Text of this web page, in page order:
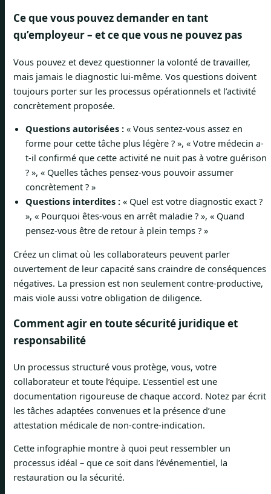
Ce que vous pouvez demander en tant
qu’employeur – et ce que vous ne pouvez pas
Vous pouvez et devez questionner la volonté de travailler,
mais jamais le diagnostic lui-même. Vos questions doivent
toujours porter sur les processus opérationnels et l’activité
concrètement proposée.
Questions autorisées : « Vous sentez-vous assez en
forme pour cette tâche plus légère ? », « Votre médecin a-
t-il confirmé que cette activité ne nuit pas à votre guérison
? », « Quelles tâches pensez-vous pouvoir assumer
concrètement ? »
Questions interdites : « Quel est votre diagnostic exact ?
», « Pourquoi êtes-vous en arrêt maladie ? », « Quand
pensez-vous être de retour à plein temps ? »
Créez un climat où les collaborateurs peuvent parler
ouvertement de leur capacité sans craindre de conséquences
négatives. La pression est non seulement contre-productive,
mais viole aussi votre obligation de diligence.
Comment agir en toute sécurité juridique et
responsabilité
Un processus structuré vous protège, vous, votre
collaborateur et toute l’équipe. L’essentiel est une
documentation rigoureuse de chaque accord. Notez par écrit
les tâches adaptées convenues et la présence d’une
attestation médicale de non-contre-indication.
Cette infographie montre à quoi peut ressembler un
processus idéal – que ce soit dans l’événementiel, la
restauration ou la sécurité.